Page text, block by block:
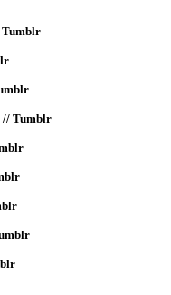
Tumblr
// Tumblr